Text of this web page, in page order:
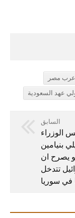
مصر
عهد السعودية
السابق
الوزراء
بنيامين
يصرح ان
تتدخل
في سوريا